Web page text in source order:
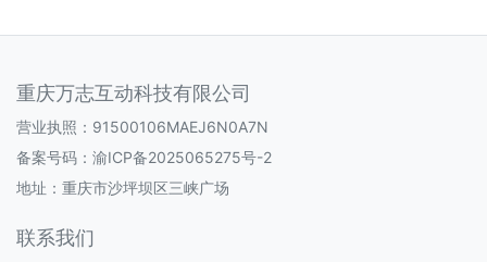
重庆万志互动科技有限公司
营业执照：91500106MAEJ6N0A7N
备案号码： 渝ICP备2025065275号-2
地址：重庆市沙坪坝区三峡广场
联系我们